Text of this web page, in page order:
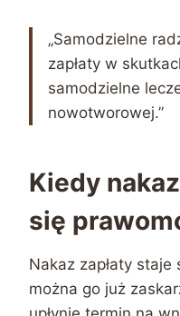
„Samodzielne
zapłaty w
samodzielne
nowotworowej.”
Kiedy
się
Nakaz zapłaty
można go już